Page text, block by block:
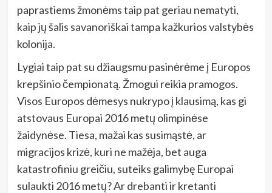
paprastiems žmonėms taip pat geriau nematyti,
kaip jų šalis savanoriškai tampa kažkurios valstybės
kolonija.
Lygiai taip pat su džiaugsmu pasinėrėme į Europos
krepšinio čempionatą. Žmogui reikia pramogos.
Visos Europos dėmesys nukrypo į klausimą, kas gi
atstovaus Europai 2016 metų olimpinėse
žaidynėse. Tiesa, mažai kas susimąstė, ar
migracijos krizė, kuri ne mažėja, bet auga
katastrofiniu greičiu, suteiks galimybę Europai
sulaukti 2016 metų? Ar drebanti ir kretanti